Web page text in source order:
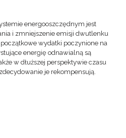
energooszczędnym jest
i zmniejszenie emisji dwutlenku
wydatki poczynione na
energię odnawialną są
w dłuższej perspektywie czasu
je rekompensują.